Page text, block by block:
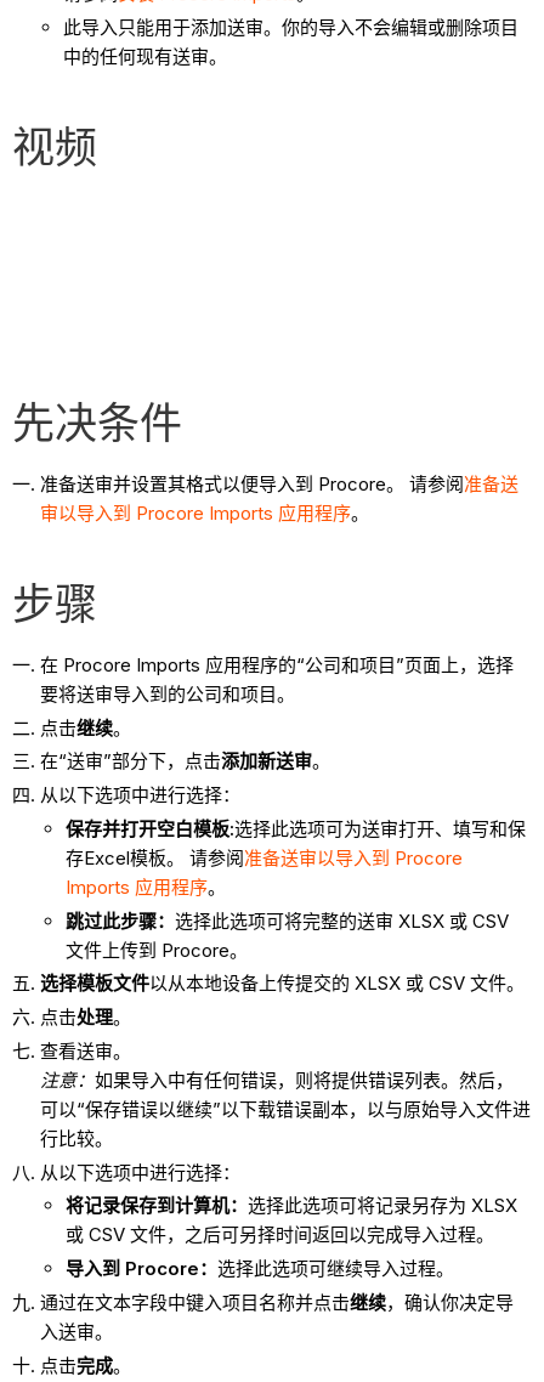
此导入只能用于添加送审。你的导入不会编辑或删除项目
中的任何现有送审。
视频
先决条件
准备送审并设置其格式以便导入到 Procore。 请参阅准备送
审以导入到 Procore Imports 应用程序。
步骤
在 Procore Imports 应用程序的“公司和项目”页面上，选择
要将送审导入到的公司和项目。
点击继续。
在“送审”部分下，点击添加新送审。
从以下选项中进行选择：
保存并打开空白模板:选择此选项可为送审打开、填写和保
存Excel模板。 请参阅准备送审以导入到 Procore
Imports 应用程序。
跳过此步骤： 选择此选项可将完整的送审 XLSX 或 CSV
文件上传到 Procore。
选择模板文件以从本地设备上传提交的 XLSX 或 CSV 文件。
点击处理。
查看送审。
注意： 如果导入中有任何错误，则将提供错误列表。然后，
可以“保存错误以继续”以下载错误副本，以与原始导入文件进
行比较。
从以下选项中进行选择：
将记录保存到计算机： 选择此选项可将记录另存为 XLSX
或 CSV 文件，之后可另择时间返回以完成导入过程。
导入到 Procore： 选择此选项可继续导入过程。
通过在文本字段中键入项目名称并点击继续，确认你决定导
入送审。
点击完成。